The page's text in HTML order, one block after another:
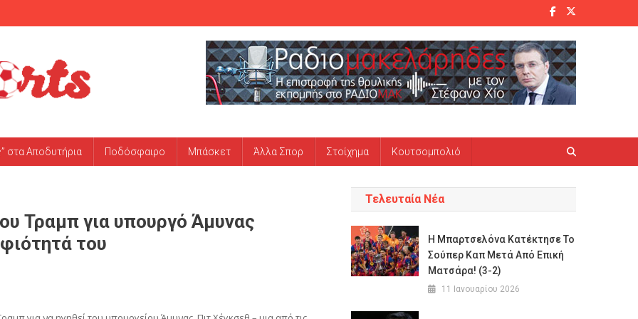
στα Αποδυτήρια Ποδόσφαιρο Μπάσκετ Άλλα Σπορ Στοίχημα Κουτσομπολιό
Τραμπ για υπουργό Άμυνας
του
Τελευταία Νέα
Η Μπαρτσελόνα Κατέκτησε Το
Σούπερ Καπ Μετά Από Επική
Ματσάρα! (3-2)
11 Ιανουαρίου 2026